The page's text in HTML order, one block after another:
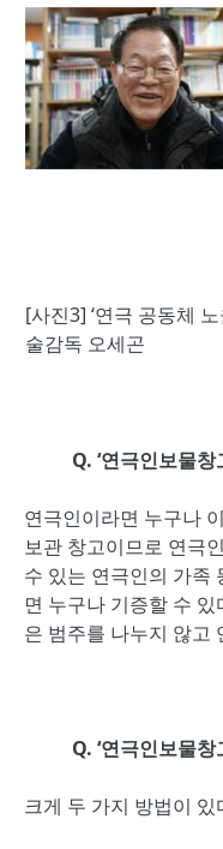
[사진3] ‘연극 공동체 노
술감독 오세곤
Q. ‘연극인보물창
연극인이라면 누구나
보관 창고이므로 연극
수 있는 연극인의 가족
면 누구나 기증할 수
은 범주를 나누지 않고
Q. ‘연극인보물창
크게 두 가지 방법이 있